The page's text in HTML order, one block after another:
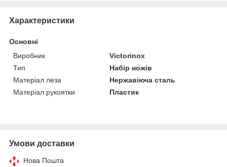
Характеристики
Основні
Виробник
Victorinox
Тип
Набір ножів
Матеріал леза
Нержавіюча сталь
Матеріал рукоятки
Пластик
Умови доставки
Нова Пошта